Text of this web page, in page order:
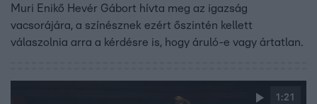
Muri Enikő Hevér Gábort hívta meg az igazság
vacsorájára, a színésznek ezért őszintén kellett
válaszolnia arra a kérdésre is, hogy áruló-e vagy ártatlan.
1:21